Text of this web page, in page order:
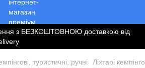
з БЕЗКОШТОВНОЮ доставкою від
туристичні, ручні Ліхтарі